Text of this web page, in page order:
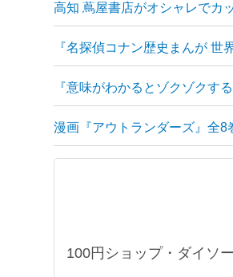
高知 蔦屋書店がオシャレでカ
『名探偵コナン歴史まんが
『意味がわかるとゾクゾクす
漫画『アウトランダーズ』全8
100円ショップ・ダイソ